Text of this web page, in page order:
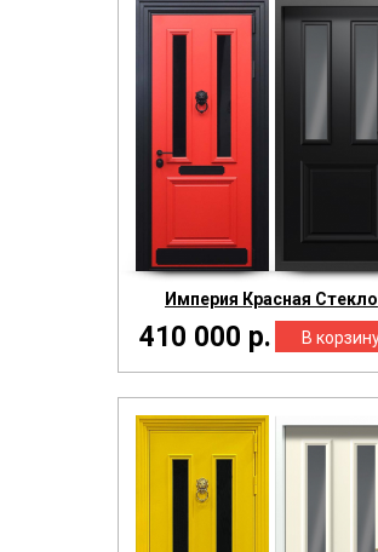
Империя Красная Стекло
410 000 р.